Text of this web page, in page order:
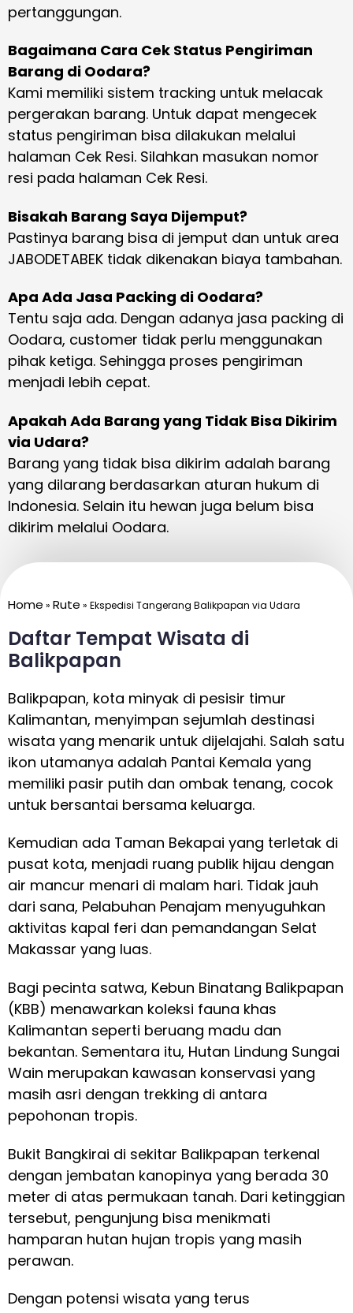
pertanggungan.
Bagaimana Cara Cek Status Pengiriman
Barang di Oodara?
Kami memiliki sistem tracking untuk melacak
pergerakan barang. Untuk dapat mengecek
status pengiriman bisa dilakukan melalui
halaman Cek Resi. Silahkan masukan nomor
resi pada halaman Cek Resi.
Bisakah Barang Saya Dijemput?
Pastinya barang bisa di jemput dan untuk area
JABODETABEK tidak dikenakan biaya tambahan.
Apa Ada Jasa Packing di Oodara?
Tentu saja ada. Dengan adanya jasa packing di
Oodara, customer tidak perlu menggunakan
pihak ketiga. Sehingga proses pengiriman
menjadi lebih cepat.
Apakah Ada Barang yang Tidak Bisa Dikirim
via Udara?
Barang yang tidak bisa dikirim adalah barang
yang dilarang berdasarkan aturan hukum di
Indonesia. Selain itu hewan juga belum bisa
dikirim melalui Oodara.
Home » Rute » Ekspedisi Tangerang Balikpapan via Udara
Daftar Tempat Wisata di
Balikpapan
Balikpapan, kota minyak di pesisir timur
Kalimantan, menyimpan sejumlah destinasi
wisata yang menarik untuk dijelajahi. Salah satu
ikon utamanya adalah Pantai Kemala yang
memiliki pasir putih dan ombak tenang, cocok
untuk bersantai bersama keluarga.
Kemudian ada Taman Bekapai yang terletak di
pusat kota, menjadi ruang publik hijau dengan
air mancur menari di malam hari. Tidak jauh
dari sana, Pelabuhan Penajam menyuguhkan
aktivitas kapal feri dan pemandangan Selat
Makassar yang luas.
Bagi pecinta satwa, Kebun Binatang Balikpapan
(KBB) menawarkan koleksi fauna khas
Kalimantan seperti beruang madu dan
bekantan. Sementara itu, Hutan Lindung Sungai
Wain merupakan kawasan konservasi yang
masih asri dengan trekking di antara
pepohonan tropis.
Bukit Bangkirai di sekitar Balikpapan terkenal
dengan jembatan kanopinya yang berada 30
meter di atas permukaan tanah. Dari ketinggian
tersebut, pengunjung bisa menikmati
hamparan hutan hujan tropis yang masih
perawan.
Dengan potensi wisata yang terus